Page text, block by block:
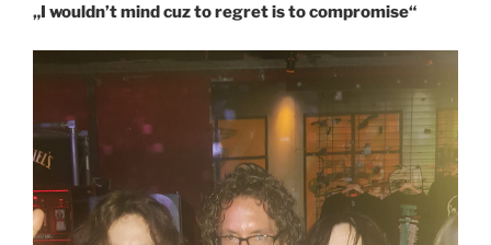
„I wouldn’t mind cuz to regret is to compromise“